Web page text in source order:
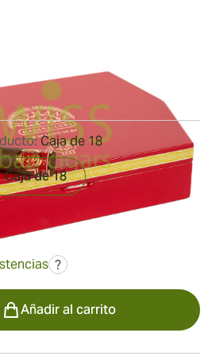
€
?
Caja de 18
Caja de 18
Añadir al carrito